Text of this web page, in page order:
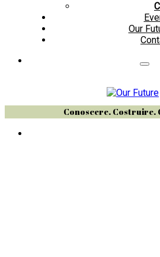
Our
Conoscere. Costruire.